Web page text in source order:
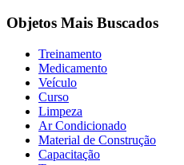
Objetos Mais Buscados
Treinamento
Medicamento
Veículo
Curso
Limpeza
Ar Condicionado
Material de Construção
Capacitação